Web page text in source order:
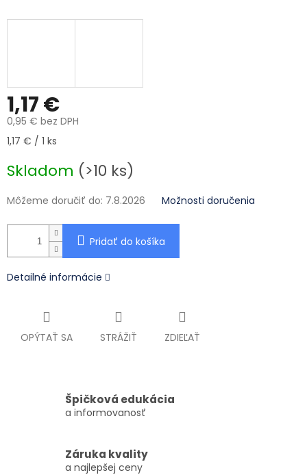
1,17 €
0,95 € bez DPH
Jednotková cena:
1,17 € / 1 ks
Skladom (>10 ks)
Môžeme doručiť do: 7.8.2026 Možnosti doručenia
Pridať do košíka
Detailné informácie
OPÝTAŤ SA STRÁŽIŤ ZDIEĽAŤ
Špičková edukácia
a informovanosť
Záruka kvality
a najlepšej ceny